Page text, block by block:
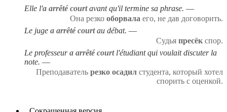
Elle l'a arrêté courtavant qu'il termine sa phrase.
Она резко оборвала его, не дав договорить.
Le juge a arrêté courtau débat.
Судья пресёк спор.
Le professeura arrêté courtl'étudiant qui voulait discuter la
note.
Преподаватель резко осадил студента, который хотел
спорить с оценкой.